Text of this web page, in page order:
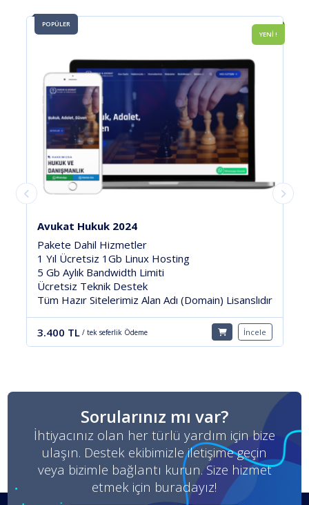
POPÜLER
SINIRSIZ DİL
Firma Tanıtım Modüler
Pakete Dahil Hizmetler
5 Gb Linux Hosting
20 Gb Aylık Bandwidth Limiti
7/24 Ücretsiz Teknik Destek
Tüm Hazır Sitelerimiz Alan Adı (Domain) Lisanslıdır
2.400 TL / tek seferlik Ödeme İncele
Sorularınız mı var?
İhtiyacınız olan her türlü yardım için bize
ulaşın. Destek ekibimizle iletişime geçin
veya bizimle bağlantı kurun. Size hizmet
etmek için buradayız!